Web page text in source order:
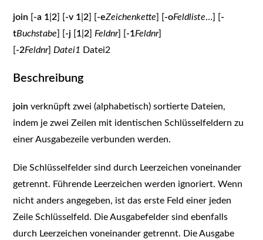
join [-a 1 2] [-v 1 2] [-eZeichenkette] [-oFeldliste…] [-
tBuchstabe] [-j [1 2] Feldnr] [-1Feldnr]
[-2Feldnr] Datei1 Datei2
Beschreibung
join verknüpft zwei (alphabetisch) sortierte Dateien,
indem je zwei Zeilen mit identischen Schlüsselfeldern zu
einer Ausgabezeile verbunden werden.
Die Schlüsselfelder sind durch Leerzeichen voneinander
getrennt. Führende Leerzeichen werden ignoriert. Wenn
nicht anders angegeben, ist das erste Feld einer jeden
Zeile Schlüsselfeld. Die Ausgabefelder sind ebenfalls
durch Leerzeichen voneinander getrennt. Die Ausgabe